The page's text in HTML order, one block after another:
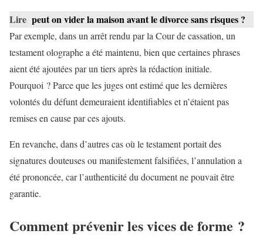
Lire peut on vider la maison avant le divorce sans risques ?
Par exemple, dans un arrêt rendu par la Cour de cassation, un
testament olographe a été maintenu, bien que certaines phrases
aient été ajoutées par un tiers après la rédaction initiale.
Pourquoi ? Parce que les juges ont estimé que les dernières
volontés du défunt demeuraient identifiables et n’étaient pas
remises en cause par ces ajouts.
En revanche, dans d’autres cas où le testament portait des
signatures douteuses ou manifestement falsifiées, l’annulation a
été prononcée, car l’authenticité du document ne pouvait être
garantie.
Comment prévenir les vices de forme ?